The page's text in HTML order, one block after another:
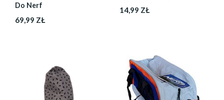
Do Nerf
69,99 ZŁ
14,99 ZŁ